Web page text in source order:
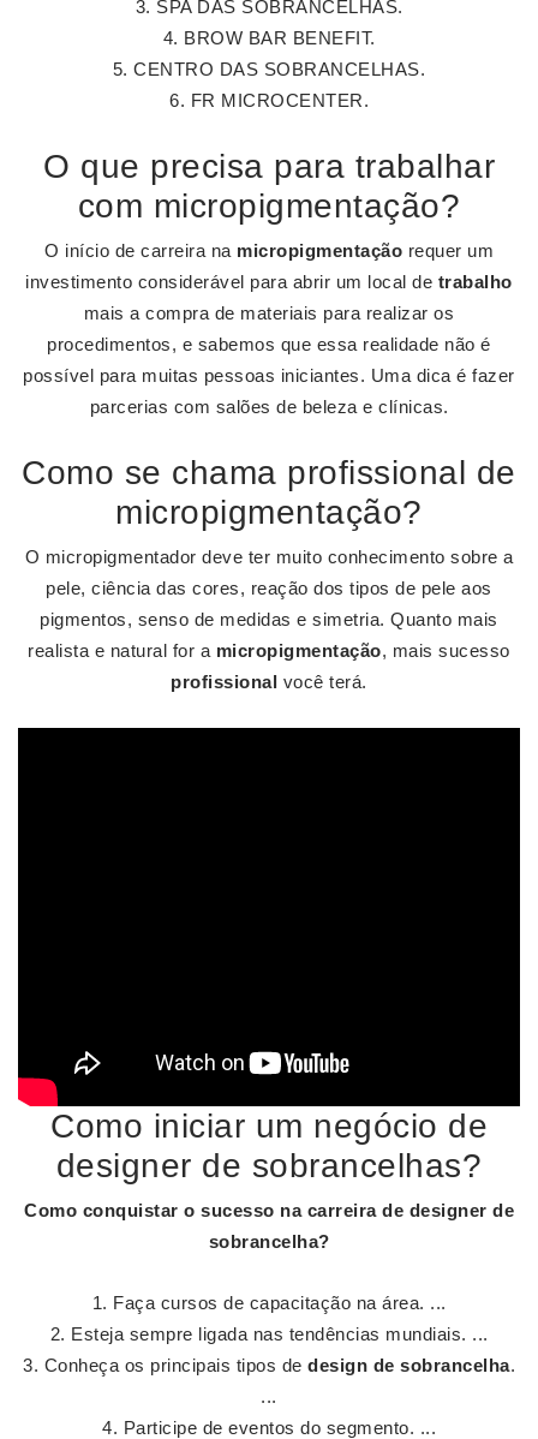
SPA DAS SOBRANCELHAS.
BROW BAR BENEFIT.
CENTRO DAS SOBRANCELHAS.
FR MICROCENTER.
O que precisa para trabalhar
com micropigmentação?
O início de carreira na micropigmentação requer um
investimento considerável para abrir um local de trabalho
mais a compra de materiais para realizar os
procedimentos, e sabemos que essa realidade não é
possível para muitas pessoas iniciantes. Uma dica é fazer
parcerias com salões de beleza e clínicas.
Como se chama profissional de
micropigmentação?
O micropigmentador deve ter muito conhecimento sobre a
pele, ciência das cores, reação dos tipos de pele aos
pigmentos, senso de medidas e simetria. Quanto mais
realista e natural for a micropigmentação, mais sucesso
profissional você terá.
Como iniciar um negócio de
designer de sobrancelhas?
Como conquistar o sucesso na carreira de designer de
sobrancelha?
Faça cursos de capacitação na área. ...
Esteja sempre ligada nas tendências mundiais. ...
Conheça os principais tipos de design de sobrancelha.
...
Participe de eventos do segmento. ...